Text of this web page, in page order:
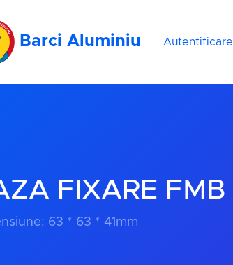
Barci Aluminiu Autentificare
FIXARE FMB
63 * 63 * 41mm